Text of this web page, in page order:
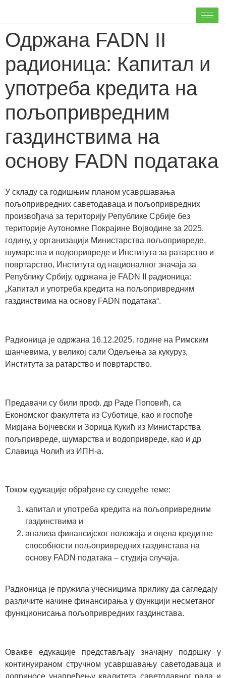
Одржана FADN II
радионица: Капитал и
употреба кредита на
пољопривредним
газдинствима на
основу FADN података
У складу са годишњим планом усавршавања
пољопривредних саветодаваца и пољопривредних
произвођача за територију Републике Србије без
територије Аутономне Покрајине Војводине за 2025.
годину, у организацији Министарства пољопривреде,
шумарства и водопривреде и Института за ратарство и
повртарство, Института од националног значаја за
Републику Србију, одржана је FADN II радионица:
„Капитал и употреба кредита на пољопривредним
газдинствима на основу FADN података“.
Радионица је одржана 16.12.2025. године на Римским
шанчевима, у великој сали Одељења за кукуруз,
Института за ратарство и повртарство.
Предавачи су били проф. др Раде Поповић, са
Економског факултета из Суботице, као и госпође
Мирјана Бојчевски и Зорица Кукић из Министарства
пољпривреде, шумарства и водопривреде, као и др
Славица Чолић из ИПН-а.
Током едукације обрађене су следеће теме:
капитал и употреба кредита на пољопривредним
газдинствима и
анализа финансијског положаја и оцена кредитне
способности пољопривредних газдинстава на
основу FADN података – студија случаја.
Радионица је пружила учесницима прилику да сагледају
различите начине финансирања у функцији несметаног
функционисања пољопривредних газдинстава.
Овакве едукације представљају значајну подршку у
континуираном стручном усавршавању саветодаваца и
доприносе унапређењу квалитета саветодавног рада и